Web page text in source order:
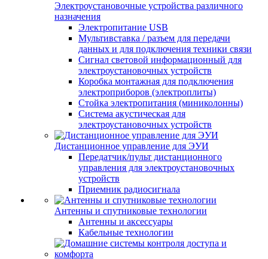
Электроустановочные устройства различного
назначения
Электропитание USB
Мультивставка / разъем для передачи
данных и для подключения техники связи
Сигнал световой информационный для
электроустановочных устройств
Коробка монтажная для подключения
электроприборов (электроплиты)
Стойка электропитания (миниколонны)
Система акустическая для
электроустановочных устройств
Дистанционное управление для ЭУИ
Передатчик/пульт дистанционного
управления для электроустановочных
устройств
Приемник радиосигнала
Антенны и спутниковые технологии
Антенны и аксессуары
Кабельные технологии